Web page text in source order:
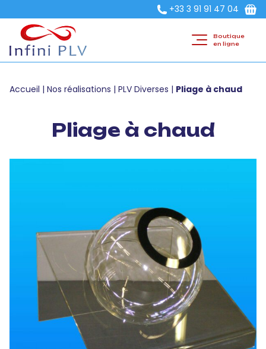
+33 3 91 91 47 04
Boutique
en ligne
Accueil | Nos réalisations | PLV Diverses | Pliage à chaud
Pliage à chaud